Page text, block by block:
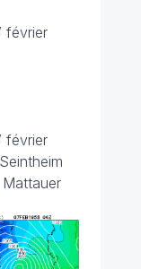
février
février